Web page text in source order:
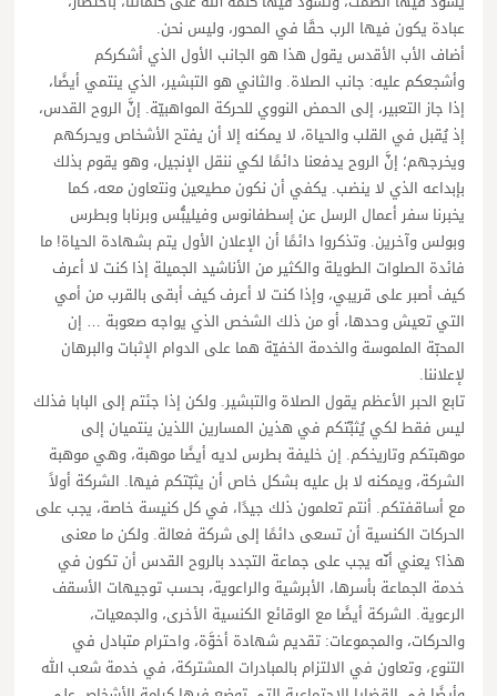
عبادة يكون فيها الرب حقًا في المحور، وليس نحن.
أضاف الأب الأقدس يقول هذا هو الجانب الأول الذي أشكركم
وأشجعكم عليه: جانب الصلاة. والثاني هو التبشير، الذي ينتمي أيضًا،
إذا جاز التعبير، إلى الحمض النووي للحركة المواهبيّة. إنَّ الروح القدس،
إذ يُقبل في القلب والحياة، لا يمكنه إلا أن يفتح الأشخاص ويحركهم
ويخرجهم؛ إنَّ الروح يدفعنا دائمًا لكي ننقل الإنجيل، وهو يقوم بذلك
بإبداعه الذي لا ينضب. يكفي أن نكون مطيعين ونتعاون معه، كما
يخبرنا سفر أعمال الرسل عن إسطفانوس وفيليبُّس وبرنابا وبطرس
وبولس وآخرين. وتذكروا دائمًا أن الإعلان الأول يتم بشهادة الحياة! ما
فائدة الصلوات الطويلة والكثير من الأناشيد الجميلة إذا كنت لا أعرف
كيف أصبر على قريبي، وإذا كنت لا أعرف كيف أبقى بالقرب من أمي
التي تعيش وحدها، أو من ذلك الشخص الذي يواجه صعوبة … إن
المحبّة الملموسة والخدمة الخفيّة هما على الدوام الإثبات والبرهان
لإعلاننا.
تابع الحبر الأعظم يقول الصلاة والتبشير. ولكن إذا جئتم إلى البابا فذلك
ليس فقط لكي يُثبِّتكم في هذين المسارين اللذين ينتميان إلى
موهبتكم وتاريخكم. إن خليفة بطرس لديه أيضًا موهبة، وهي موهبة
الشركة، ويمكنه لا بل عليه بشكل خاص أن يثبّتكم فيها. الشركة أولاً
مع أساقفتكم. أنتم تعلمون ذلك جيدًا، في كل كنيسة خاصة، يجب على
الحركات الكنسية أن تسعى دائمًا إلى شركة فعالة. ولكن ما معنى
هذا؟ يعني أنّه يجب على جماعة التجدد بالروح القدس أن تكون في
خدمة الجماعة بأسرها، الأبرشية والراعوية، بحسب توجيهات الأسقف
الرعوية. الشركة أيضًا مع الوقائع الكنسية الأخرى، والجمعيات،
والحركات، والمجموعات: تقديم شهادة أخوَّة، واحترام متبادل في
التنوع، وتعاون في الالتزام بالمبادرات المشتركة، في خدمة شعب الله